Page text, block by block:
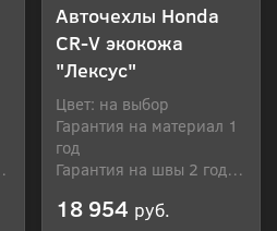
Авточехлы Honda
CR-V экокожа
"Лексус"
Цвет: на выбор
Гарантия на материал 1
год
Гарантия на швы 2 года
18 954 руб.